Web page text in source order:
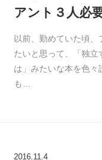
アント３人必
以前、勤めていた頃
たいと思って、「独立
は」みたいな本を色
も…
2016.11.4